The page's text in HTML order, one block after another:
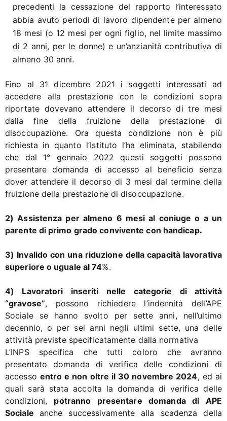
precedenti la cessazione del rapporto l’interessato
abbia avuto periodi di lavoro dipendente per almeno
18 mesi (o 12 mesi per ogni figlio, nel limite massimo
di 2 anni, per le donne) e un’anzianità contributiva di
almeno 30 anni.
Fino al 31 dicembre 2021 i soggetti interessati ad
accedere alla prestazione con le condizioni sopra
riportate dovevano attendere il decorso di tre mesi
dalla fine della fruizione della prestazione di
disoccupazione. Ora questa condizione non è più
richiesta in quanto l’Istituto l’ha eliminata, stabilendo
che dal 1° gennaio 2022 questi soggetti possono
presentare domanda di accesso al beneficio senza
dover attendere il decorso di 3 mesi dal termine della
fruizione della prestazione di disoccupazione.
2) Assistenza per almeno 6 mesi al coniuge o a un
parente di primo grado convivente con handicap.
3) Invalido con una riduzione della capacità lavorativa
superiore o uguale al 74%.
4) Lavoratori inseriti nelle categorie di attività
“gravose”, possono richiedere l’indennità dell’APE
Sociale se hanno svolto per sette anni, nell’ultimo
decennio, o per sei anni negli ultimi sette, una delle
attività previste specificatamente dalla normativa
L’INPS specifica che tutti coloro che avranno
presentato domanda di verifica delle condizioni di
accesso entro e non oltre il 30 novembre 2024, ed ai
quali sarà stata accolta la domanda di verifica delle
condizioni, potranno presentare domanda di APE
Sociale anche successivamente alla scadenza della